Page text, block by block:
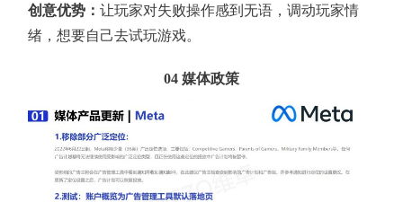
创意优势：让玩家对失败操作感到无语，调动玩家情
绪，想要自己去试玩游戏。
04 媒体政策